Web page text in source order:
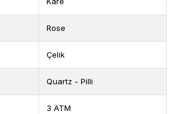
Rose
Çelik
Quartz - Pilli
3 ATM